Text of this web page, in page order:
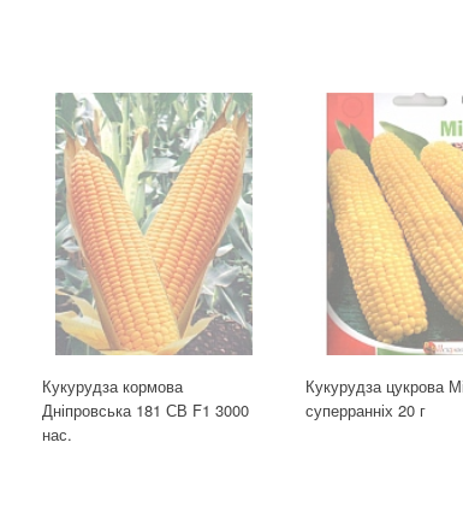
Кукурудза кормова
Дніпровська 181 СВ F1 3000
нас.
Кукурудза цукрова
суперранніх 20 г